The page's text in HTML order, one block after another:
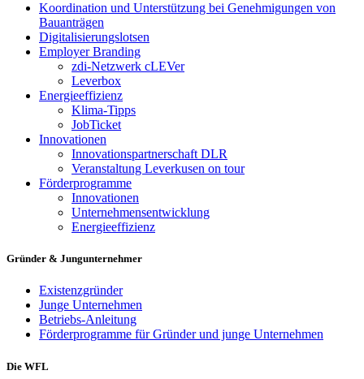
Koordination und Unterstützung bei Genehmigungen von
Bauanträgen
Digitalisierungslotsen
Employer Branding
zdi-Netzwerk cLEVer
Leverbox
Energieeffizienz
Klima-Tipps
JobTicket
Innovationen
Innovationspartnerschaft DLR
Veranstaltung Leverkusen on tour
Förderprogramme
Innovationen
Unternehmensentwicklung
Energieeffizienz
Gründer & Jungunternehmer
Existenzgründer
Junge Unternehmen
Betriebs-Anleitung
Förderprogramme für Gründer und junge Unternehmen
Die WFL